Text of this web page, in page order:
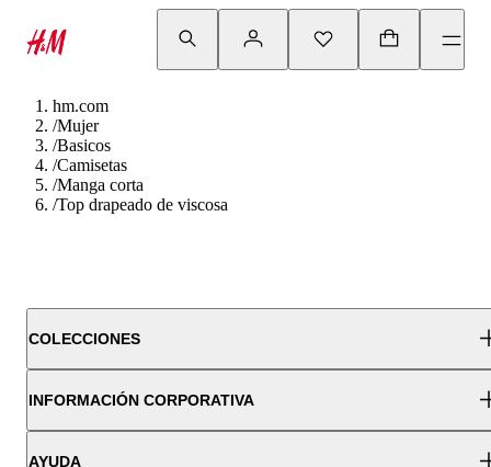
hm.com
/Mujer
/Basicos
/Camisetas
/Manga corta
/Top drapeado de viscosa
COLECCIONES
INFORMACIÓN CORPORATIVA
AYUDA